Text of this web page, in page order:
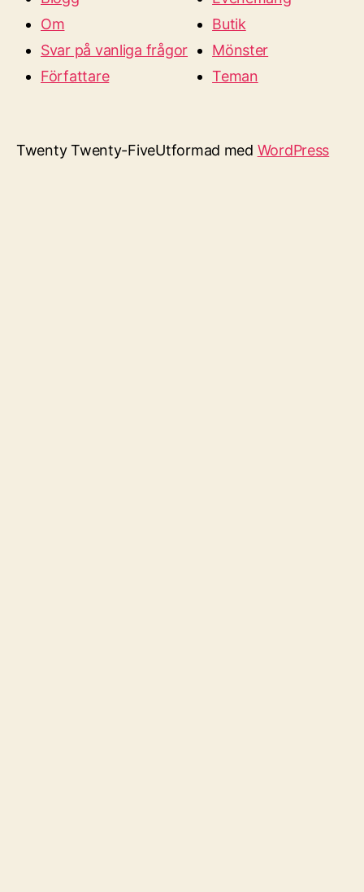
Om
Svar på vanliga frågor
Författare
Butik
Mönster
Teman
Twenty Twenty-FiveUtformad med WordPress